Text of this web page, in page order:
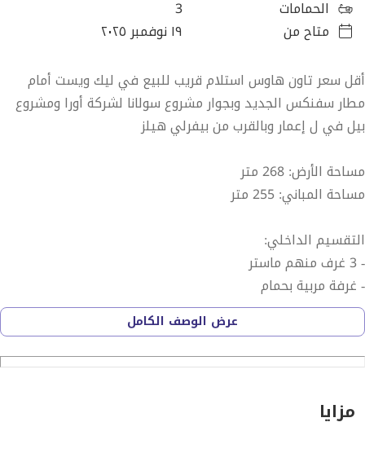
الحمامات
3
متاح من
١٩ نوفمبر ٢٠٢٥
أقل سعر تاون هاوس استلام قريب للبيع في ليك ويست أمام
مطار سفنكس الجديد وبجوار مشروع سولانا لشركة أورا ومشروع
بيل في ل إعمار وبالقرب من بيفرلي هيلز
مساحة الأرض: 268 متر
مساحة المباني: 255 متر
التقسيم الداخلي:
- 3 غرف منهم ماستر
- غرفة مربية بحمام
- 3 حمام
- ريسيبشن
- تراس
اللوكيشن :
- دقائق من بيفرلي هيلز والنادي الأهلي
عرض الوصف الكامل
مزايا